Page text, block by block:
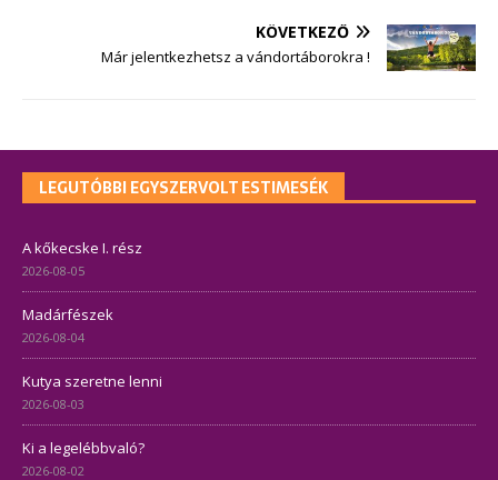
KÖVETKEZŐ
Már jelentkezhetsz a vándortáborokra !
LEGUTÓBBI EGYSZERVOLT ESTIMESÉK
A kőkecske I. rész
2026-08-05
Madárfészek
2026-08-04
Kutya szeretne lenni
2026-08-03
Ki a legelébbvaló?
2026-08-02